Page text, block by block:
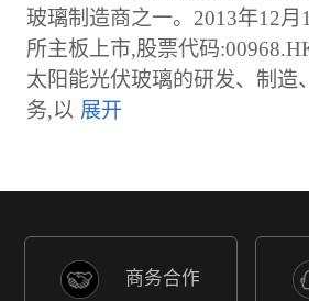
玻璃制造商之一。2013年12月
所主板上市,股票代码
太阳能光伏玻璃的研发、制造
务,以
商务合作